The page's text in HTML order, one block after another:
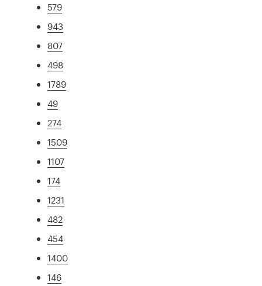
579
943
807
498
1789
49
274
1509
1107
174
1231
482
454
1400
146